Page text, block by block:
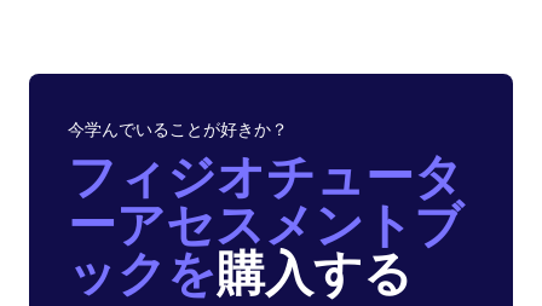
今学んでいることが好きか？
フィジオチュータ
ーアセスメントブ
ックを購入する